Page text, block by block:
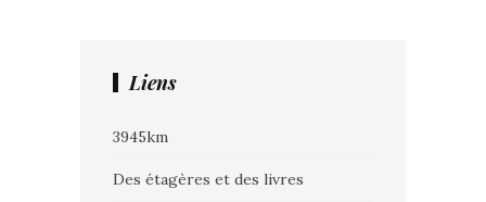
Liens
3945km
Des étagères et des livres